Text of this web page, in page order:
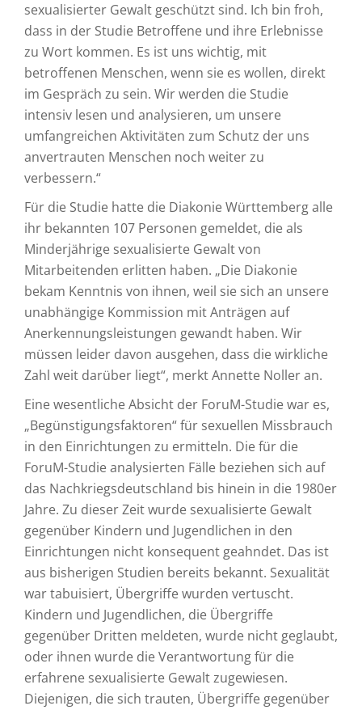
sexualisierter Gewalt geschützt sind. Ich bin froh,
dass in der Studie Betroffene und ihre Erlebnisse
zu Wort kommen. Es ist uns wichtig, mit
betroffenen Menschen, wenn sie es wollen, direkt
im Gespräch zu sein. Wir werden die Studie
intensiv lesen und analysieren, um unsere
umfangreichen Aktivitäten zum Schutz der uns
anvertrauten Menschen noch weiter zu
verbessern.“
Für die Studie hatte die Diakonie Württemberg alle
ihr bekannten 107 Personen gemeldet, die als
Minderjährige sexualisierte Gewalt von
Mitarbeitenden erlitten haben. „Die Diakonie
bekam Kenntnis von ihnen, weil sie sich an unsere
unabhängige Kommission mit Anträgen auf
Anerkennungsleistungen gewandt haben. Wir
müssen leider davon ausgehen, dass die wirkliche
Zahl weit darüber liegt“, merkt Annette Noller an.
Eine wesentliche Absicht der ForuM-Studie war es,
„Begünstigungsfaktoren“ für sexuellen Missbrauch
in den Einrichtungen zu ermitteln. Die für die
ForuM-Studie analysierten Fälle beziehen sich auf
das Nachkriegsdeutschland bis hinein in die 1980er
Jahre. Zu dieser Zeit wurde sexualisierte Gewalt
gegenüber Kindern und Jugendlichen in den
Einrichtungen nicht konsequent geahndet. Das ist
aus bisherigen Studien bereits bekannt. Sexualität
war tabuisiert, Übergriffe wurden vertuscht.
Kindern und Jugendlichen, die Übergriffe
gegenüber Dritten meldeten, wurde nicht geglaubt,
oder ihnen wurde die Verantwortung für die
erfahrene sexualisierte Gewalt zugewiesen.
Diejenigen, die sich trauten, Übergriffe gegenüber